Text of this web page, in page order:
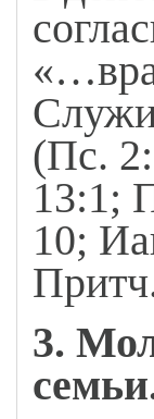
(Пс.
13:1;
10;
3.